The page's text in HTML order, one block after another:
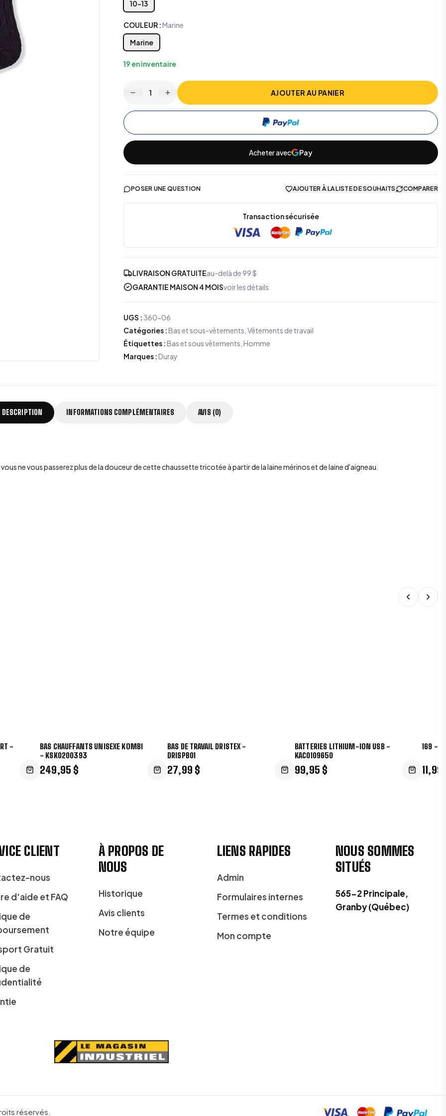
10-13
COULEUR : Marine
Marine
19 en inventaire
1 AJOUTER AU PANIER
Acheter avec Pay
POSER UNE QUESTION AJOUTER À LA LISTE DE SOUHAITS COMPARER
Transaction sécurisée
LIVRAISON GRATUITEau-delà de 99 $
GARANTIE MAISON 4 MOISvoir les détails
UGS :360-06
Catégories : Bas et sous-vêtements Vêtements de travail
Étiquettes : Bas et sous vêtements, Homme
Marques : Duray
DESCRIPTION INFORMATIONS COMPLÉMENTAIRES AVIS (0)
ne vous passerez plus de la douceur de cette chaussette tricotée à partir de la laine mérinos et de laine d'aigneau.
-
BAS CHAUFFANTS UNISEXE KOMBI
- KSK0200393
249,95 $
BAS DE TRAVAIL DRISTEX -
DRISPB01
27,99 $
BATTERIES LITHIUM-ION USB -
KAC0109650
99,95 $
169 -
11,99
CLIENT
nous
d'aide et FAQ
de
Gratuit
de
À PROPOS DE
NOUS
Historique
Avis clients
Notre équipe
LIENS RAPIDES
Admin
Formulaires internes
Termes et conditions
Mon compte
NOUS SOMMES
SITUÉS
565-2 Principale,
Granby (Québec)
réservés.